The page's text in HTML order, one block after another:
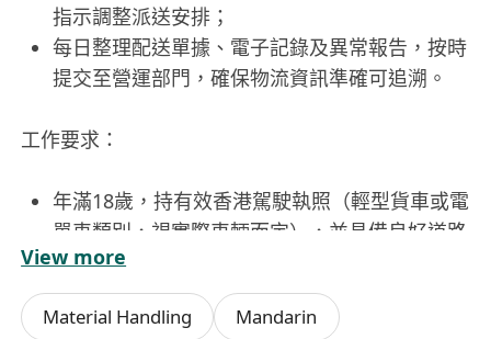
指示調整派送安排；
每日整理配送單據、電子記錄及異常報告，按時
提交至營運部門，確保物流資訊準確可追溯。
工作要求：
年滿18歲，持有效香港駕駛執照（輕型貨車或電
單車類別，視實際車輛而定），並具備良好道路
安全意識；
能適應戶外工作環境，不懼風雨及高溫，具備基
本體力負荷能力（如搬運一般包裹、紙箱，重量
View more
Material Handling
Mandarin